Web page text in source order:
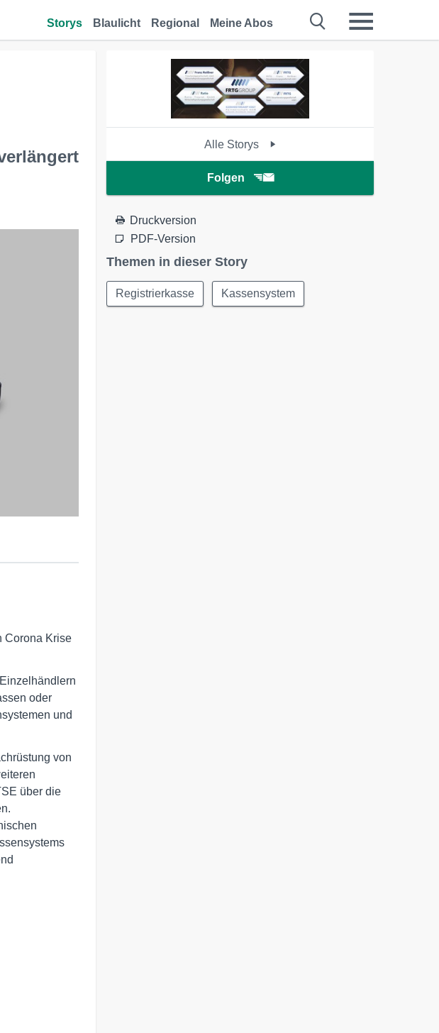
Storys Blaulicht Regional Meine Abos
Corona Krise
oder
und
von
über die
Alle Storys
Folgen
Druckversion
PDF-Version
Themen in dieser Story
Registrierkasse Kassensystem